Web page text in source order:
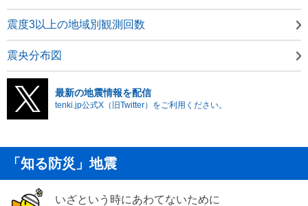
震度3以上の地域別観測回数
震央分布図
最新の地震情報を配信
tenki.jp公式X（旧Twitter）をご利用ください。
「知る防災」地震
いざという時にあわてないために